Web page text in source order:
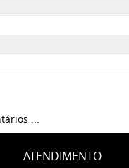
...
ATENDIMENTO